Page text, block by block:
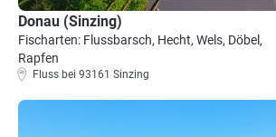
Donau (Sinzing)
Fischarten: Flussbarsch, Hecht, Wels, Döbel,
Rapfen
Fluss bei 93161 Sinzing